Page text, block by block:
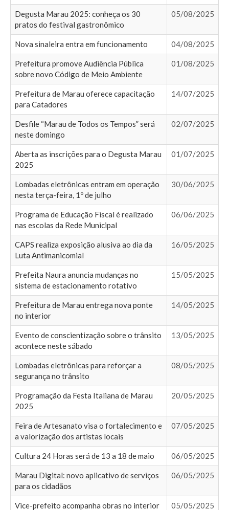
Degusta Marau 2025: conheça os 30
pratos do festival gastronômico
05/08/2025
Nova sinaleira entra em funcionamento 04/08/2025
Prefeitura promove Audiência Pública
sobre novo Código de Meio Ambiente
01/08/2025
Prefeitura de Marau oferece capacitação
para Catadores
14/07/2025
Desfile “Marau de Todos os Tempos” será
neste domingo
02/07/2025
Aberta as inscrições para o Degusta Marau
2025
01/07/2025
Lombadas eletrônicas entram em operação
nesta terça-feira, 1º de julho
30/06/2025
Programa de Educação Fiscal é realizado
nas escolas da Rede Municipal
06/06/2025
CAPS realiza exposição alusiva ao dia da
Luta Antimanicomial
16/05/2025
Prefeita Naura anuncia mudanças no
sistema de estacionamento rotativo
15/05/2025
Prefeitura de Marau entrega nova ponte
no interior
14/05/2025
Evento de conscientização sobre o trânsito
acontece neste sábado
13/05/2025
Lombadas eletrônicas para reforçar a
segurança no trânsito
08/05/2025
Programação da Festa Italiana de Marau
2025
20/05/2025
Feira de Artesanato visa o fortalecimento e
a valorização dos artistas locais
07/05/2025
Cultura 24 Horas será de 13 a 18 de maio 06/05/2025
Marau Digital: novo aplicativo de serviços
para os cidadãos
06/05/2025
Vice-prefeito acompanha obras no interior
05/05/2025